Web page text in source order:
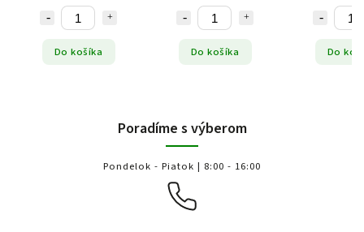
Do košíka Do košíka Do
Poradíme s výberom
Pondelok - Piatok | 8:00 - 16:00